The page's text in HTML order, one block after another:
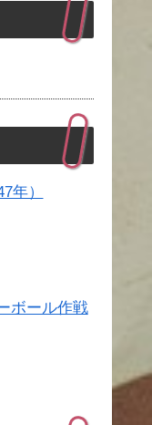
年）
ボール作戦